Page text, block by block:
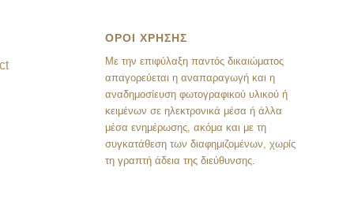
ΟΡΟΙ ΧΡΗΣΗΣ
Mε την επιφύλαξη παντός δικαιώματος
απαγορεύεται η αναπαραγωγή και η
αναδημοσίευση φωτογραφικού υλικού ή
κειμένων σε ηλεκτρονικά μέσα ή άλλα
μέσα ενημέρωσης, ακόμα και με τη
συγκατάθεση των διαφημιζομένων, χωρίς
τη γραπτή άδεια της διεύθυνσης.